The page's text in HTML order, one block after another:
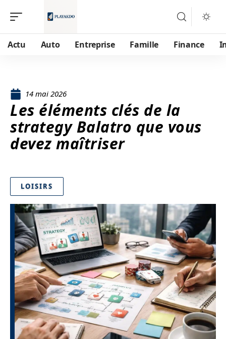
Actu Auto Entreprise Famille Finance
14 mai 2026
Les éléments clés de la
strategy Balatro que vous
devez maîtriser
LOISIRS